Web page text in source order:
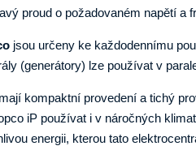
proud o požadovaném napětí a
jsou určeny ke každodennímu
(generátory) lze používat v
mají kompaktní provedení a tichý
iP používat i v náročných
energii, kterou tato